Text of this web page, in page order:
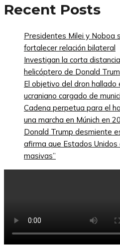
Recent Posts
Presidentes Milei y Noboa
fortalecer relación bilateral
Investigan la corta
helicóptero de Donald
El objetivo del dron hallado
ucraniano cargado de
Cadena perpetua para el
una marcha en Múnich en
Donald Trump desmiente
afirma que Estados Unidos
masivas”